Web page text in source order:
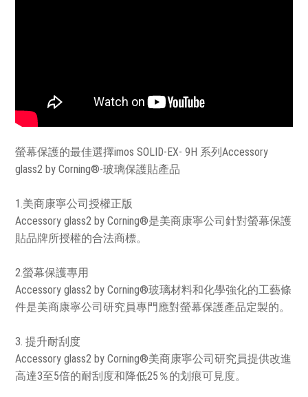
螢幕保護的最佳選擇imos SOLID-EX- 9H 系列Accessory
glass2 by Corning®-玻璃保護貼產品
1.美商康寧公司授權正版
Accessory glass2 by Corning®是美商康寧公司針對螢幕保護
貼品牌所授權的合法商標。
2.螢幕保護專用
Accessory glass2 by Corning®玻璃材料和化學強化的工藝條
件是美商康寧公司研究員專門應對螢幕保護產品定製的。
3. 提升耐刮度
Accessory glass2 by Corning®美商康寧公司研究員提供改進
高達3至5倍的耐刮度和降低25％的划痕可見度。